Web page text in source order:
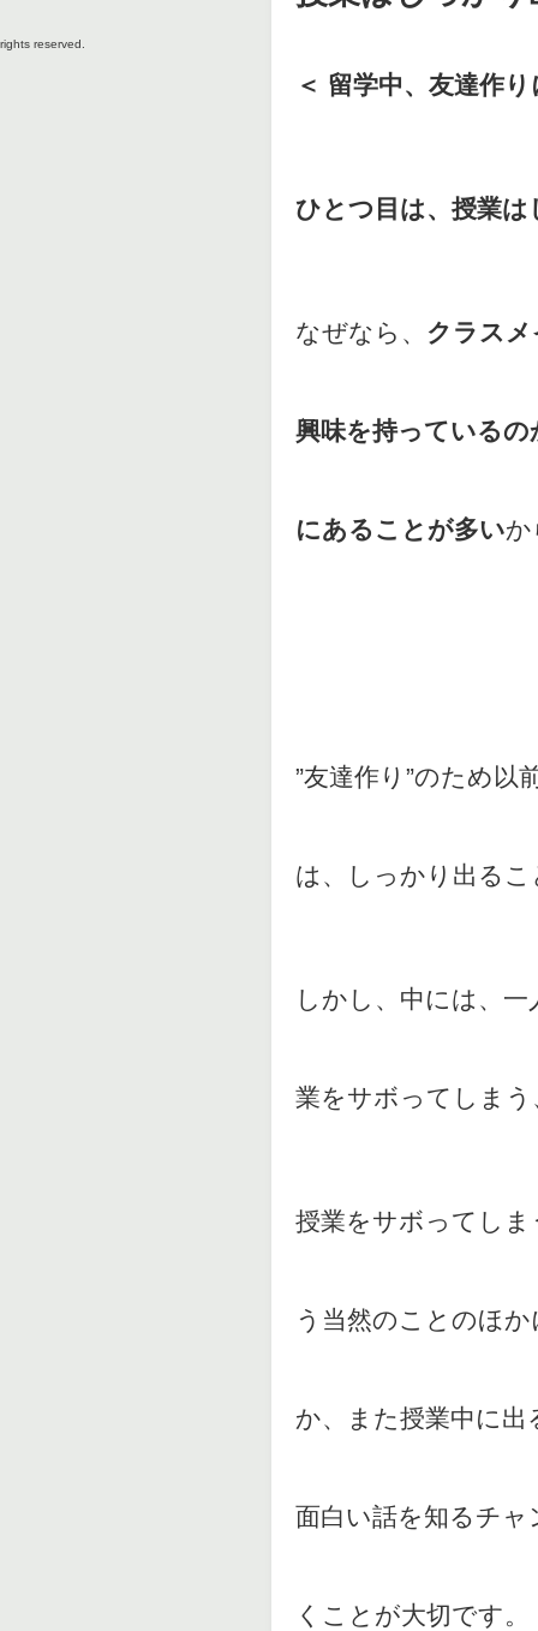
rights reserved.
＜ 留学中、友達作
ひとつ目は、授業
なぜなら、 クラス
興味を持っている
にあることが多いか
”友達作り”のため以
は、しっかり出る
しかし、中には、
業をサボってしま
授業をサボってし
う当然のことのほ
か、また授業中に
面白い話を知るチ
くことが大切です。